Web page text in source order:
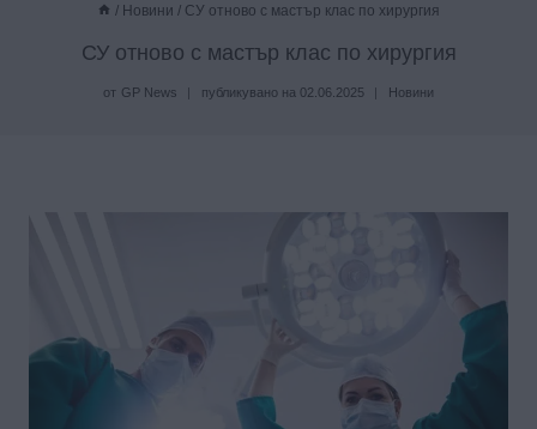
/ Новини / СУ отново с мастър клас по хирургия
СУ отново с мастър клас по хирургия
от GP News публикувано на 02.06.2025 Новини